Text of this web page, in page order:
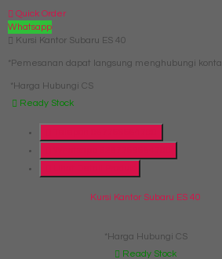
Quick Order
Whatsapp
Kursi Kantor Subaru ES 40
*Pemesanan dapat langsung menghubungi
*Harga Hubungi CS
Ready Stock
Kursi Kantor Subaru ES 40
*Harga Hubungi CS
Ready Stock